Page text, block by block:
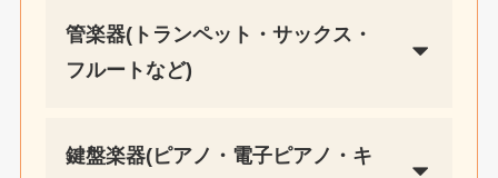
管楽器(トランペット・サックス・
フルートなど)
鍵盤楽器(ピアノ・電子ピアノ・キ